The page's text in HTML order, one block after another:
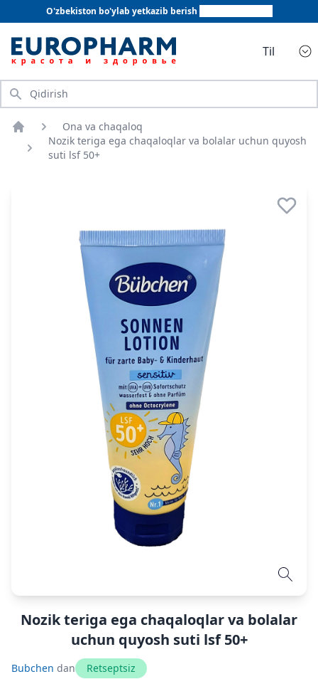
O'zbekiston bo'ylab yetkazib berish
Til
Qidirish
Bosh sahifa
Ona va chaqaloq
Nozik teriga ega chaqaloqlar va bolalar uchun quyosh
suti lsf 50+
Nozik teriga ega chaqaloqlar va bolalar
uchun quyosh suti lsf 50+
Bubchen dan Retseptsiz